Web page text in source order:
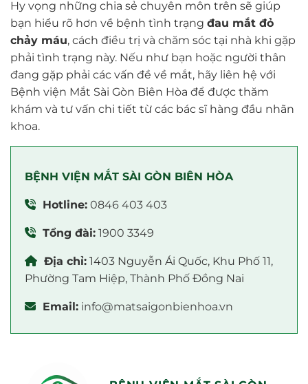
Hy vọng những chia sẻ chuyên môn trên sẽ giúp
bạn hiểu rõ hơn về bệnh tình trạng đau mắt đỏ
chảy máu, cách điều trị và chăm sóc tại nhà khi gặp
phải tình trạng này. Nếu như bạn hoặc người thân
đang gặp phải các vấn đề về mắt, hãy liên hệ với
Bệnh viện Mắt Sài Gòn Biên Hòa để được thăm
khám và tư vấn chi tiết từ các bác sĩ hàng đầu nhãn
khoa.
BỆNH VIỆN MẮT SÀI GÒN BIÊN HÒA
Hotline: 0846 403 403
Tổng đài: 1900 3349
Địa chỉ: 1403 Nguyễn Ái Quốc, Khu Phố 11,
Phường Tam Hiệp, Thành Phố Đồng Nai
Email: info@matsaigonbienhoa.vn